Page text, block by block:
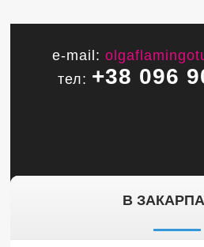
e-mail:
тел: +38 096
В